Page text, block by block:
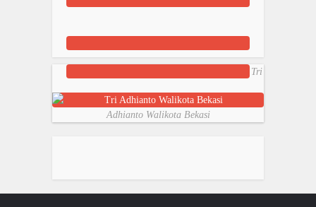
Tri
Adhianto Walikota Bekasi